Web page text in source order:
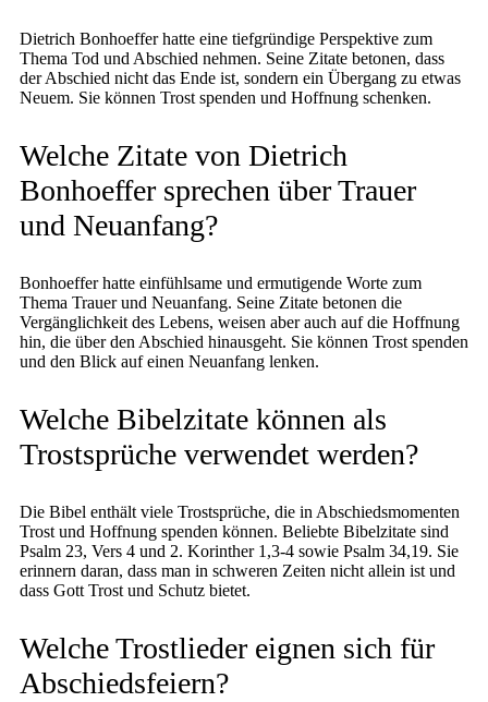
Dietrich Bonhoeffer hatte eine tiefgründige Perspektive zum
Thema Tod und Abschied nehmen. Seine Zitate betonen, dass
der Abschied nicht das Ende ist, sondern ein Übergang zu etwas
Neuem. Sie können Trost spenden und Hoffnung schenken.
Welche Zitate von Dietrich
Bonhoeffer sprechen über Trauer
und Neuanfang?
Bonhoeffer hatte einfühlsame und ermutigende Worte zum
Thema Trauer und Neuanfang. Seine Zitate betonen die
Vergänglichkeit des Lebens, weisen aber auch auf die Hoffnung
hin, die über den Abschied hinausgeht. Sie können Trost spenden
und den Blick auf einen Neuanfang lenken.
Welche Bibelzitate können als
Trostsprüche verwendet werden?
Die Bibel enthält viele Trostsprüche, die in Abschiedsmomenten
Trost und Hoffnung spenden können. Beliebte Bibelzitate sind
Psalm 23, Vers 4 und 2. Korinther 1,3-4 sowie Psalm 34,19. Sie
erinnern daran, dass man in schweren Zeiten nicht allein ist und
dass Gott Trost und Schutz bietet.
Welche Trostlieder eignen sich für
Abschiedsfeiern?